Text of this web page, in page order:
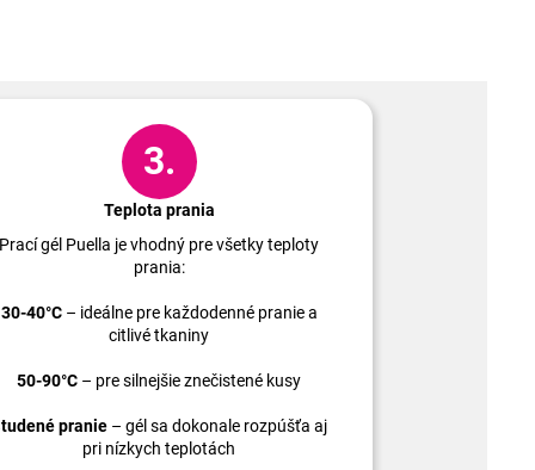
3.
Teplota prania
Prací gél Puella je vhodný pre všetky teploty
prania:
30-40°C– ideálne pre každodenné pranie a
citlivé tkaniny
50-90°C – pre silnejšie znečistené kusy
pranie – gél sa dokonale rozpúšťa aj
pri nízkych teplotách